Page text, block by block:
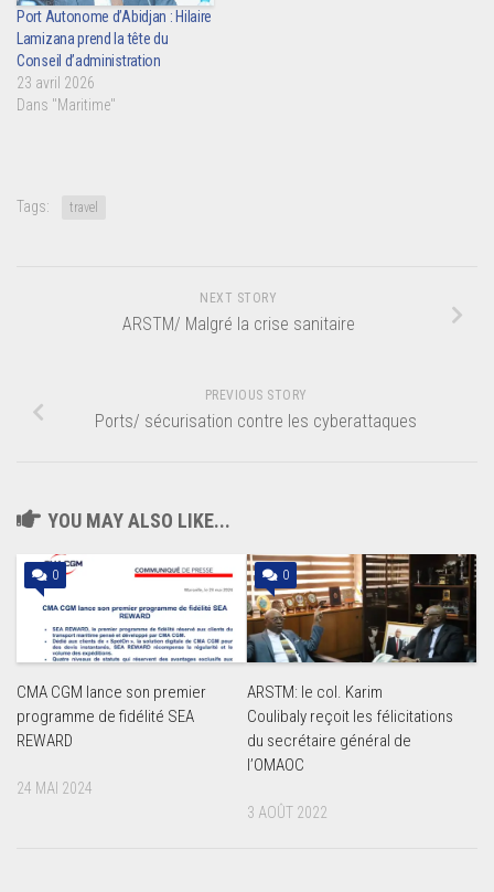
Port Autonome d’Abidjan : Hilaire
Lamizana prend la tête du
Conseil d’administration
23 avril 2026
Dans "Maritime"
Tags: travel
NEXT STORY
ARSTM/ Malgré la crise sanitaire
PREVIOUS STORY
Ports/ sécurisation contre les cyberattaques
YOU MAY ALSO LIKE...
0
CMA CGM lance son premier
programme de fidélité SEA
REWARD
24 MAI 2024
0
ARSTM: le col. Karim
Coulibaly reçoit les félicitations
du secrétaire général de
l’OMAOC
3 AOÛT 2022